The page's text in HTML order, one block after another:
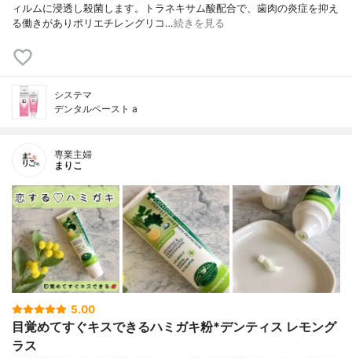
ィルムに浸透し殺菌します。トラネキサム酸配合で、歯肉の炎症を抑え
る働きがありポリエチレングリコ…続きを見る
システマ
デンタルペースト a
専業主婦
まりこ
5.00
目覚めてすぐキスできるハミガキ粉*デンティス レモング
ラス